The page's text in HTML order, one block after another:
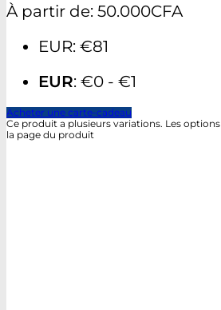
À partir de: 50.000CFA
EUR: €81
EUR: €0 - €1
Acheter une carte-cadeau
Ce produit a plusieurs variations. Les
la page du produit